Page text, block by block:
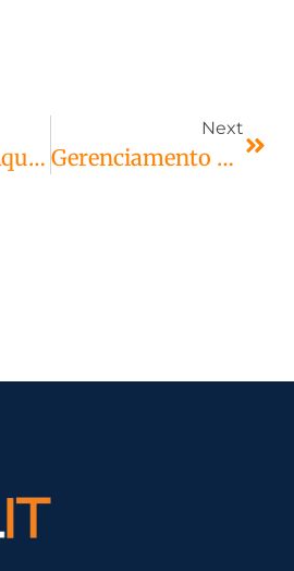
Certificação Aqua-HQE
Next
Gerenciamento Remoto Na Construção Civil.